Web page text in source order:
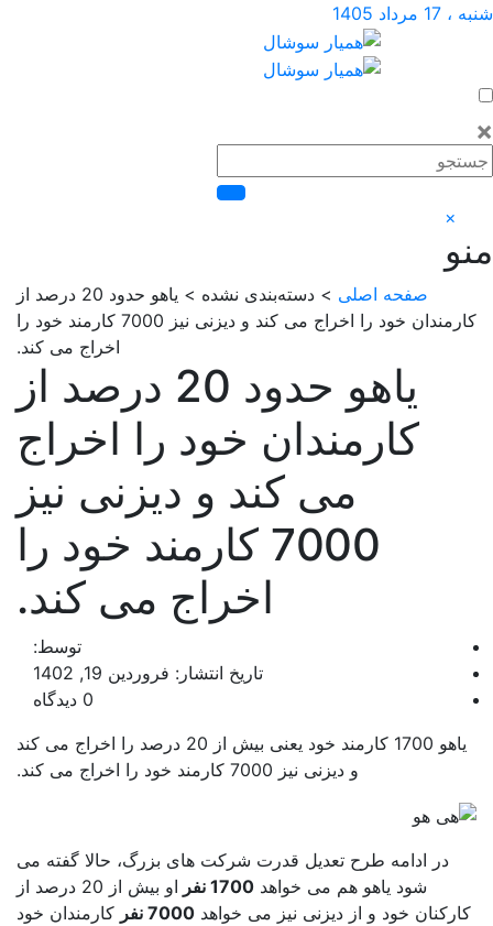
1405
صفحه اصلی
> دسته‌بندی نشده > یاهو حدود 20 درصد از
کارمندان خود را اخراج می کند و دیزنی نیز 7000 کارمند خود را
اخراج می کند.
یاهو حدود 20 درصد از
کارمندان خود را اخراج
می کند و دیزنی نیز
7000 کارمند خود را
اخراج می کند.
توسط:
تاریخ انتشار: فروردین 19, 1402
یاهو 1700 کارمند خود یعنی بیش از 20 درصد را اخراج می کند
و دیزنی نیز 7000 کارمند خود را اخراج می کند.
در ادامه طرح تعدیل قدرت شرکت های بزرگ، حالا گفته می
شود یاهو هم می خواهد1700 نفر
او بیش از 20 درصد از
خود و از دیزنی نیز می خواهد7000 نفر
کارمندان خود